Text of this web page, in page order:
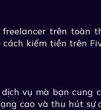
trên toàn
kiếm tiền trên
vụ mà bạn cung
cao và thu hút sự